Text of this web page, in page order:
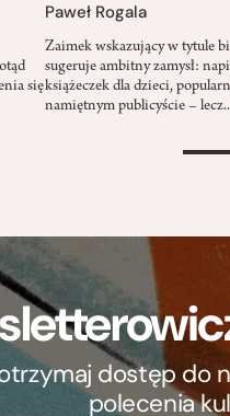
się
Paweł Rogala
Zaimek wskazujący w tytule
sugeruje ambitny zamysł:
książeczek dla dzieci,
namiętnym publicyście –
>
dostęp do
polecenia